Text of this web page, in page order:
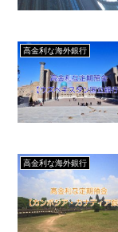
高金利な海外銀行
高金利な海外銀行